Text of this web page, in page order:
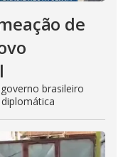
de
brasileiro